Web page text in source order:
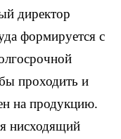
директор
формируется с
проходить и
на продукцию.
нисходящий